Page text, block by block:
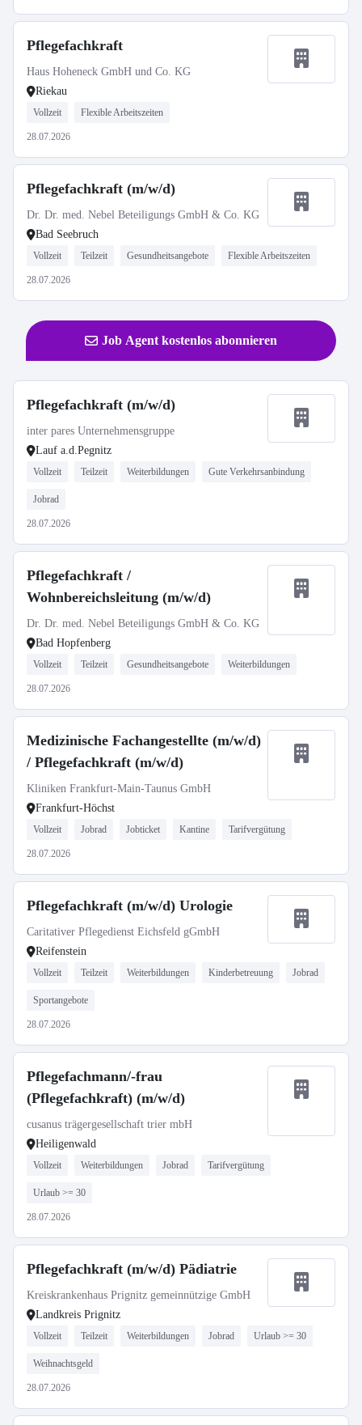
Pflegefachkraft
Haus Hoheneck GmbH und Co. KG
Riekau
Vollzeit Flexible Arbeitszeiten
28.07.2026
Pflegefachkraft (m/w/d)
Dr. Dr. med. Nebel Beteiligungs GmbH & Co. KG
Bad Seebruch
Vollzeit Teilzeit Gesundheitsangebote Flexible Arbeitszeiten
28.07.2026
Job Agent kostenlos abonnieren
Pflegefachkraft (m/w/d)
inter pares Unternehmensgruppe
Lauf a.d.Pegnitz
Vollzeit Teilzeit Weiterbildungen Gute Verkehrsanbindung
Jobrad
28.07.2026
Pflegefachkraft /
Wohnbereichsleitung (m/w/d)
Dr. Dr. med. Nebel Beteiligungs GmbH & Co. KG
Bad Hopfenberg
Vollzeit Teilzeit Gesundheitsangebote Weiterbildungen
28.07.2026
Medizinische Fachangestellte (m/w/d)
/ Pflegefachkraft (m/w/d)
Kliniken Frankfurt-Main-Taunus GmbH
Frankfurt-Höchst
Vollzeit Jobrad Jobticket Kantine Tarifvergütung
28.07.2026
Pflegefachkraft (m/w/d) Urologie
Caritativer Pflegedienst Eichsfeld gGmbH
Reifenstein
Vollzeit Teilzeit Weiterbildungen Kinderbetreuung Jobrad
Sportangebote
28.07.2026
Pflegefachmann/-frau
(Pflegefachkraft) (m/w/d)
cusanus trägergesellschaft trier mbH
Heiligenwald
Vollzeit Weiterbildungen Jobrad Tarifvergütung
Urlaub >= 30
28.07.2026
Pflegefachkraft (m/w/d) Pädiatrie
Kreiskrankenhaus Prignitz gemeinnützige GmbH
Landkreis Prignitz
Vollzeit Teilzeit Weiterbildungen Jobrad Urlaub >= 30
Weihnachtsgeld
28.07.2026